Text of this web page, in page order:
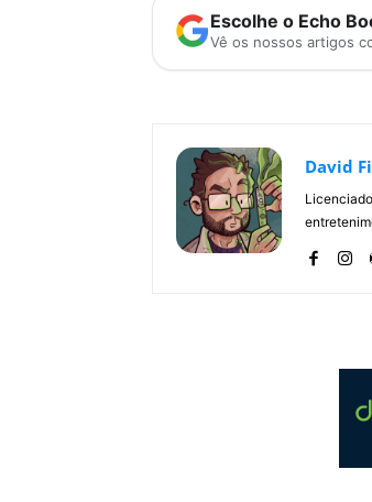
Escolhe o Echo
Vê os nossos artigos
David